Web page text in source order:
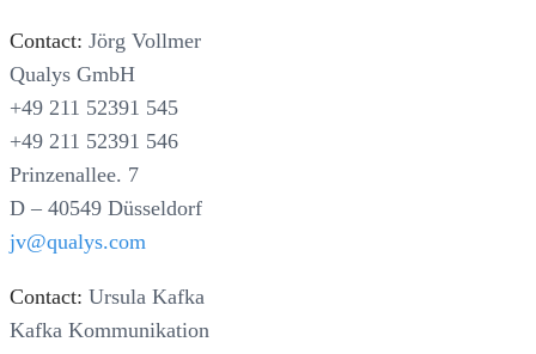
Contact: Jörg Vollmer
Qualys GmbH
+49 211 52391 545
+49 211 52391 546
Prinzenallee. 7
D – 40549 Düsseldorf
jv@qualys.com
Contact: Ursula Kafka
Kafka Kommunikation